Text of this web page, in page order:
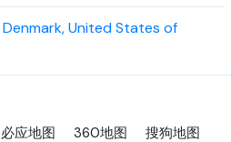
Denmark,United States of
必应地图 360地图 搜狗地图